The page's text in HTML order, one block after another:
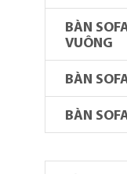
BÀN
VUÔNG
BÀN
BÀN